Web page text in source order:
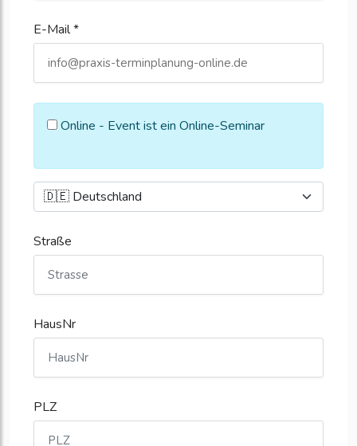
E-Mail *
Online - Event ist ein Online-Seminar
Straße
HausNr
PLZ